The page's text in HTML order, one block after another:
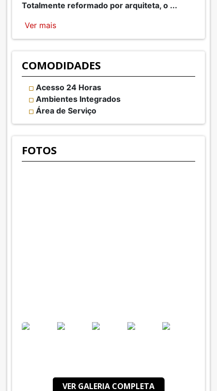
Totalmente reformado por arquiteta, o ...
Ver mais
COMODIDADES
Acesso 24 Horas
Ambientes Integrados
Área de Serviço
FOTOS
VER GALERIA COMPLETA